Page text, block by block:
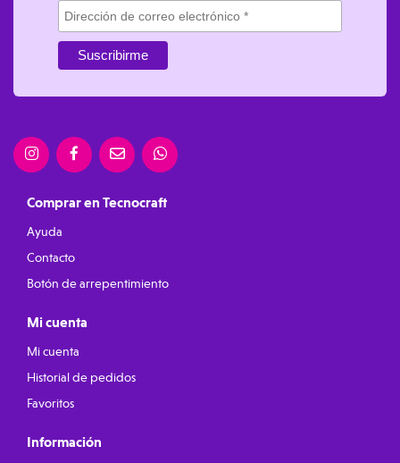
Comprar en Tecnocraft
Ayuda
Contacto
Botón de arrepentimiento
Mi cuenta
Mi cuenta
Historial de pedidos
Favoritos
Información